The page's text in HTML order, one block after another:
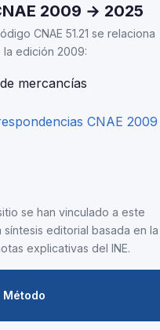
2009 → 2025
CNAE 51.21 se relaciona
edición 2009:
mercancías
CNAE 2009
se han vinculado a este
editorial basada en la
explicativas del INE.
Método